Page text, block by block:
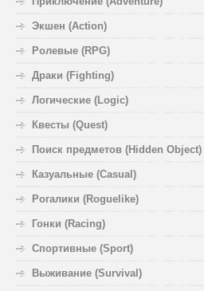
Экшен (Action)
Ролевые (RPG)
Драки (Fighting)
Логические (Logic)
Квесты (Quest)
Поиск предметов (Hidden Object)
Казуальные (Casual)
Рогалики (Roguelike)
Гонки (Racing)
Спортивные (Sport)
Выживание (Survival)